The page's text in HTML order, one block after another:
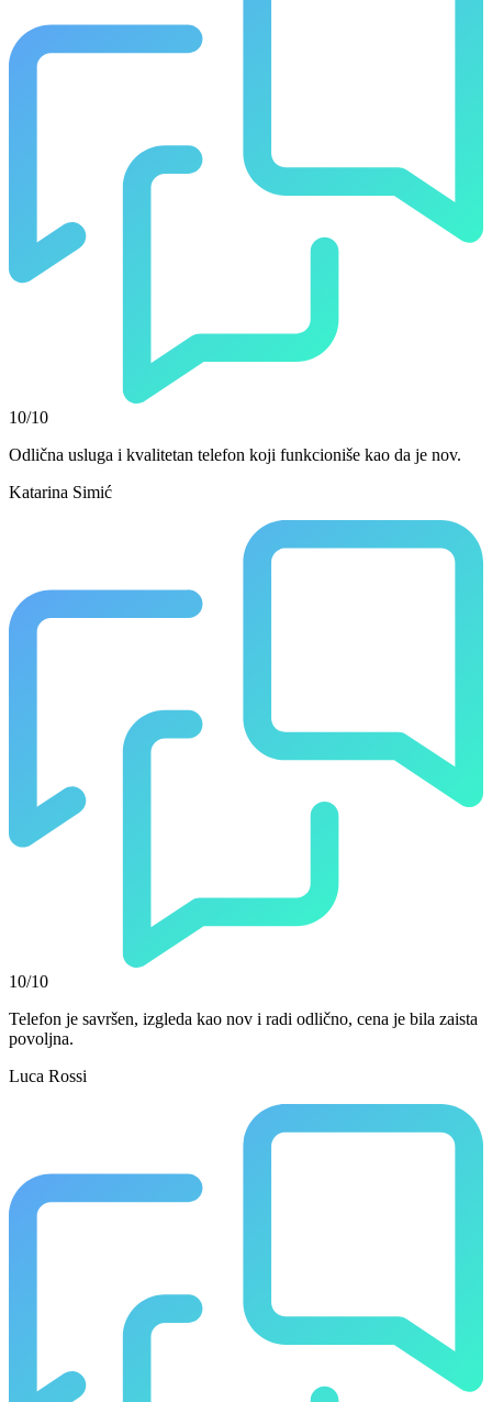
10/10
Odlična usluga i kvalitetan telefon koji funkcioniše kao da je nov.
Katarina Simić
10/10
Telefon je savršen, izgleda kao nov i radi odlično, cena je bila zaista
povoljna.
Luca Rossi